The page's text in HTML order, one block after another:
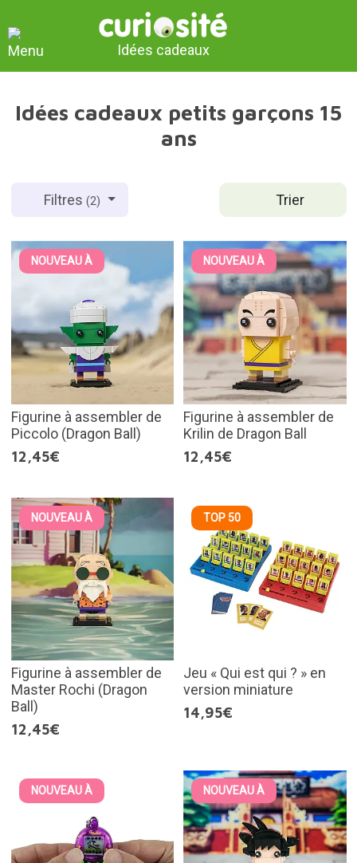
Idées cadeaux
Idées cadeaux petits garçons 15
ans
Trier
Filtres(2)
NOUVEAU À
Figurine à assembler de
Piccolo (Dragon Ball)
12,45€
NOUVEAU À
Figurine à assembler de
Krilin de Dragon Ball
12,45€
NOUVEAU À
Figurine à assembler de
Master Rochi (Dragon
Ball)
12,45€
TOP 50
Jeu « Qui est qui ? » en
version miniature
14,95€
NOUVEAU À NOUVEAU À